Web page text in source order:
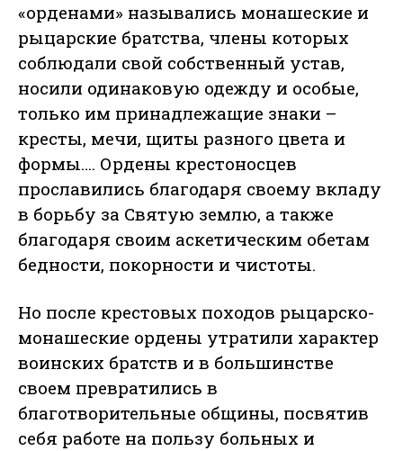
«орденами» назывались монашеские и
рыцарские братства, члены которых
соблюдали свой собственный устав,
носили одинаковую одежду и особые,
только им принадлежащие знаки –
кресты, мечи, щиты разного цвета и
формы…. Ордены крестоносцев
прославились благодаря своему вкладу
в борьбу за Святую землю, а также
благодаря своим аскетическим обетам
бедности, покорности и чистоты.
Но после крестовых походов рыцарско-
монашеские ордены утратили характер
воинских братств и в большинстве
своем превратились в
благотворительные общины, посвятив
себя работе на пользу больных и